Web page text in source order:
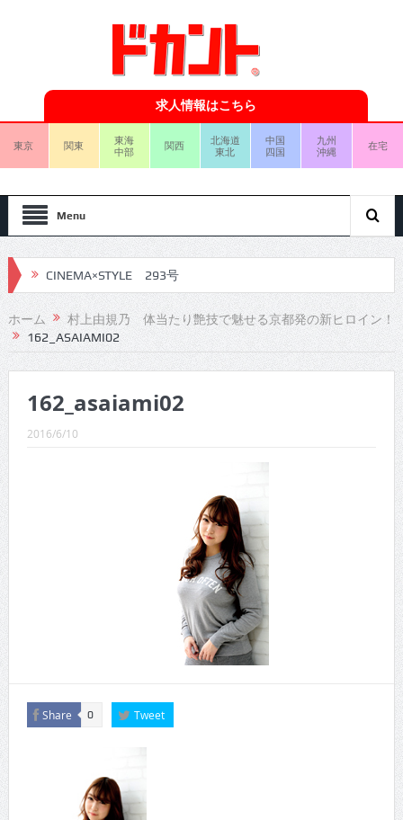
求人情報はこちら
東京 関東
東海
中部
関西
北海道
東北
中国
四国
九州
沖縄
在宅
Menu
CINEMA×STYLE 293号
CINEMA×STYLE 292号
CINEMA×STYLE 291号
CINEMA×STYLE 289号
ホーム
村上由規乃 体当たり艶技で魅せる京都発の新ヒロイン！
162_ASAIAMI02
162_asaiami02
2016/6/10
Share 0 Tweet